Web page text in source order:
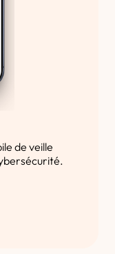
de veille